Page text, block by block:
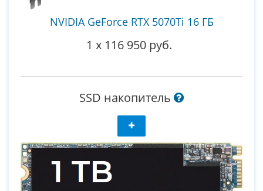
NVIDIA GeForce RTX 5070Ti 16 ГБ
1 x 116 950 руб.
SSD накопитель